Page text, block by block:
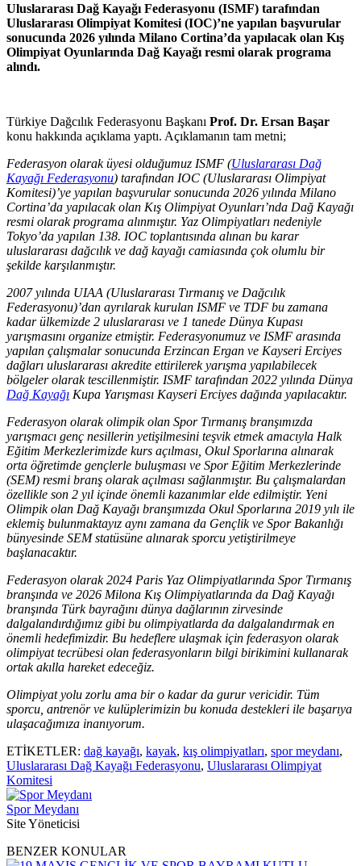
Uluslararası Dağ Kayağı Federasyonu (ISMF) tarafından
Uluslararası Olimpiyat Komitesi (IOC)’ne yapılan başvurular
sonucunda 2026 yılında Milano Cortina’da yapılacak olan Kış
Olimpiyat Oyunlarında Dağ Kayağı resmi olarak programa
alındı.
Türkiye Dağcılık Federasyonu Başkanı Prof. Dr. Ersan Başar
konu hakkında açıklama yaptı. Açıklamanın tam metni;
Federasyon olarak üyesi olduğumuz ISMF (Uluslararası Dağ
Kayağı Federasyonu) tarafından IOC (Uluslararası Olimpiyat
Komitesi)’ye yapılan başvurular sonucunda 2026 yılında Milano
Cortina’da yapılacak olan Kış Olimpiyat Oyunları’nda Dağ Kayağı
resmi olarak programa alınmıştır. Yaz Olimpiyatları nedeniyle
Tokyo’da yapılan 138. IOC toplantısında alınan bu karar
uluslararası dağcılık ve dağ kayağı camiasında çok olumlu bir
şekilde karşılanmıştır.
2007 yılında UIAA (Uluslararası Tırmanış ve Dağcılık
Federasyonu)’dan ayrılarak kurulan ISMF ve TDF bu zamana
kadar ülkemizde 2 uluslararası ve 1 tanede Dünya Kupası
yarışmasını organize etmiştir. Federasyonumuz ve ISMF arasında
yapılan çalışmalar sonucunda Erzincan Ergan ve Kayseri Erciyes
dağları uluslararası akredite ettirilerek yarışma yapılabilecek
bölgeler olarak tescillenmiştir. ISMF tarafından 2022 yılında Dünya
Dağ Kayağı Kupa Yarışması Kayseri Erciyes dağında yapılacaktır.
Federasyon olarak olimpik olan Spor Tırmanış branşımızda
yarışmacı genç nesillerin yetişilmesini teşvik etmek amacıyla Halk
Eğitim Merkezlerimizde kurs açılması, Okul Sporlarına alınarak
orta öğretimde gençlerle buluşması ve Spor Eğitim Merkezlerinde
(SEM) resmi branş olarak açılması sağlanmıştır. Bu çalışmalardan
özellikle son 2 yıl içinde önemli kazanımlar elde edilmiştir. Yeni
Olimpik olan Dağ Kayağı branşımızda Okul Sporlarına 2019 yılı ile
eklemiş bulunmaktayız aynı zamana da Gençlik ve Spor Bakanlığı
bünyesinde SEM statüsüne alınarak sporcu yetiştirilmeye
başlanacaktır.
Federasyon olarak 2024 Paris Yaz Olimpiyatlarında Spor Tırmanış
branşında ve 2026 Milona Kış Olimpiyatlarında da Dağ Kayağı
branşında Türk bayrağını dünya dağlarının zirvesinde
dalgalandırdığımız gibi bu olimpiyatlarda da dalgalandırmak en
önemli hedefimizdir. Bu hedeflere ulaşmak için federasyon olarak
olimpiyat tecrübesi olan federasyonların bilgi birikimini kullanarak
ortak akılla hareket edeceğiz.
Olimpiyat yolu zorlu ama bir o kadar da gurur vericidir. Tüm
sporcu, antrenör ve kulüplerimizin bu konuda destekleri ile başarıya
ulaşacağımıza inanıyorum.
ETİKETLER: dağ kayağı, kayak, kış olimpiyatları, spor meydanı,
Uluslararası Dağ Kayağı Federasyonu, Uluslararası Olimpiyat
Komitesi
Spor Meydanı
Site Yöneticisi
BENZER KONULAR